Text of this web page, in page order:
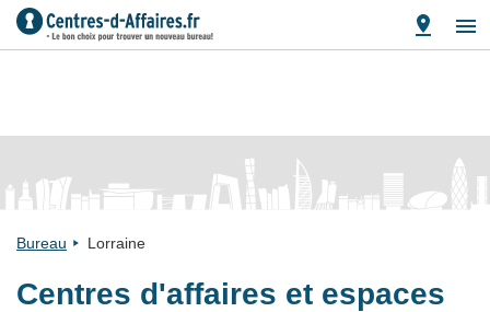
Bureau Lorraine
Centres d'affaires et espaces